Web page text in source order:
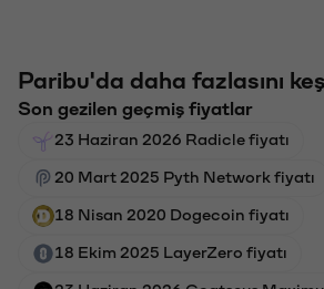
Paribu'da daha fazlasını
Son gezilen geçmiş fiyatlar
23 Haziran 2026 Radicle fiyatı
20 Mart 2025 Pyth Network fiyatı
18 Nisan 2020 Dogecoin fiyatı
18 Ekim 2025 LayerZero fiyatı